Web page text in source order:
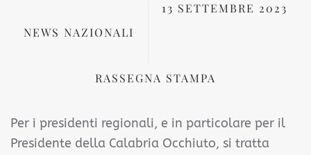
NEWS NAZIONALI
13 SETTEMBRE 2023
RASSEGNA STAMPA
Per i presidenti regionali, e in particolare per il
Presidente della Calabria Occhiuto, si tratta